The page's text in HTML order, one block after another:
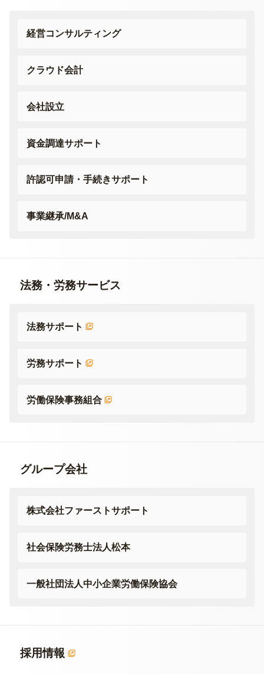
経営コンサルティング
クラウド会計
会社設立
資金調達サポート
許認可申請・手続きサポート
事業継承/M&A
法務・労務サービス
法務サポート
労務サポート
労働保険事務組合
グループ会社
株式会社ファーストサポート
社会保険労務士法人松本
一般社団法人中小企業労働保険協会
採用情報